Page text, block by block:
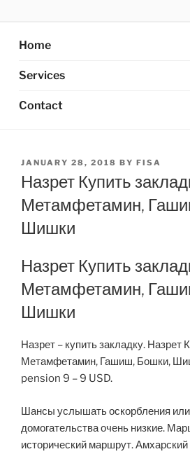
content
Home
Services
Contact
POSTED
ON
JANUARY 28, 2018 BY FISA
Назрет Купить
Метамфетамин,
Шишки
Назрет Купить
Метамфетамин,
Шишки
Назрет – купить закладку. Назрет
Метамфетамин, Гашиш, Бошки,
pension 9 – 9 USD.
Шансы услышать оскорбления
домогательства очень низкие.
исторический маршрут.